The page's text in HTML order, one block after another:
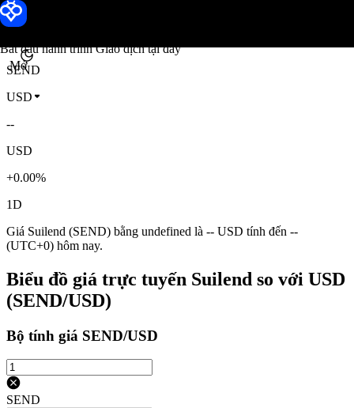
Bắt đầu hành trình Giao dịch tại đây
Mở
Giá Suilend
SEND
USD
--
USD
+0.00%
1D
Giá Suilend (SEND) bằng undefined là -- USD tính đến --
(UTC+0) hôm nay.
Biểu đồ giá trực tuyến Suilend so với USD
(SEND/USD)
Bộ tính giá SEND/USD
SEND